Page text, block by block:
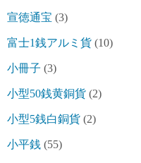
宣徳通宝 (3)
富士1銭アルミ貨 (10)
小冊子 (3)
小型50銭黄銅貨 (2)
小型5銭白銅貨 (2)
小平銭 (55)